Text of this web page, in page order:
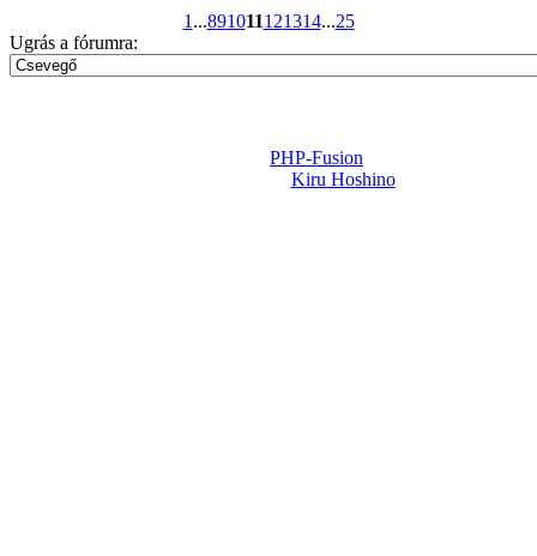
1 ...891011121314...25
Ugrás a fórumra:
PHP-Fusion
Kiru Hoshino